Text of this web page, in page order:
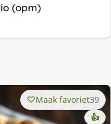
(opm)
Maak favoriet39
👍